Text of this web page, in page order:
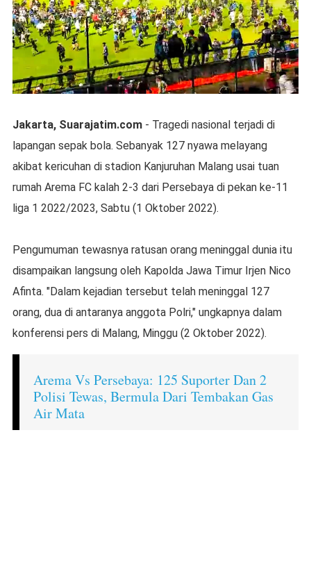
Jakarta, Suarajatim.com- Tragedi nasional terjadi di
lapangan sepak bola. Sebanyak 127 nyawa melayang
akibat kericuhan di stadion Kanjuruhan Malang usai tuan
rumah Arema FC kalah 2-3 dari Persebaya di pekan ke-11
liga 1 2022/2023, Sabtu (1 Oktober 2022).
Pengumuman tewasnya ratusan orang meninggal dunia itu
disampaikan langsung oleh Kapolda Jawa Timur Irjen Nico
Afinta. "Dalam kejadian tersebut telah meninggal 127
orang, dua di antaranya anggota Polri," ungkapnya dalam
konferensi pers di Malang, Minggu (2 Oktober 2022).
Arema Vs Persebaya: 125 Suporter Dan 2
Polisi Tewas, Bermula Dari Tembakan Gas
Air Mata